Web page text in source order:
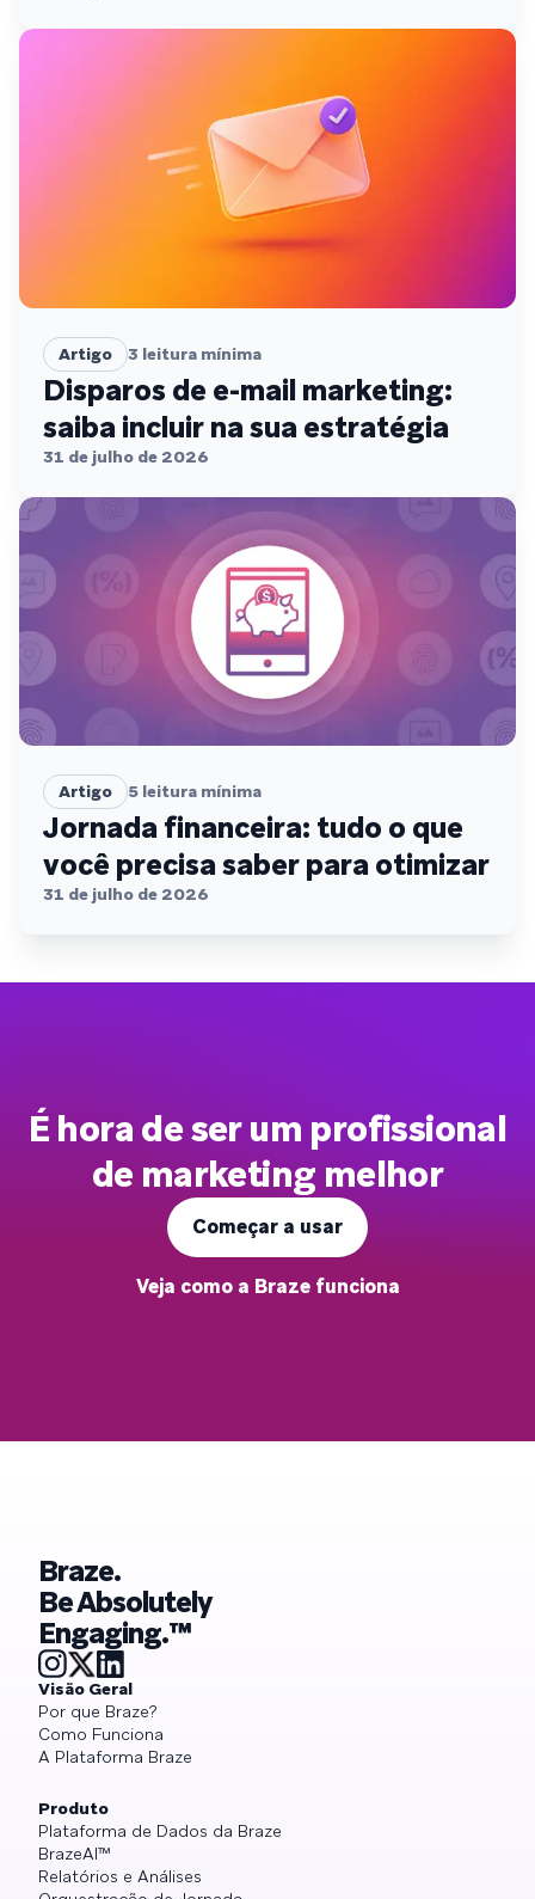
Artigo 3 leitura mínima
Disparos de e-mail marketing:
saiba incluir na sua estratégia
31 de julho de 2026
Artigo 5 leitura mínima
Jornada financeira: tudo o que
você precisa saber para otimizar
31 de julho de 2026
É hora de ser um profissional
de marketing melhor
Começar a usar
Veja como a Braze funciona
Braze.
Be Absolutely
Engaging.™
Visão Geral
Por que Braze?
Como Funciona
A Plataforma Braze
Produto
Plataforma de Dados da Braze
BrazeAI™
Relatórios e Análises